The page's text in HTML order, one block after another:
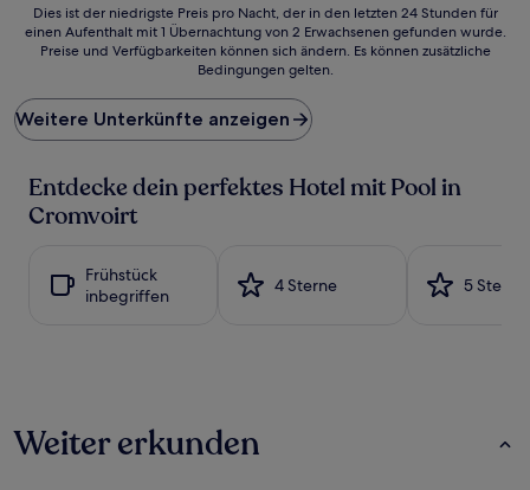
Dies
ist
Preis
pro
Nacht,
den
letzten
einen
wurde.
Preise
Dies ist der niedrigste Preis pro Nacht, der in den letzten 24 Stunden für
einen Aufenthalt mit 1 Übernachtung von 2 Erwachsenen gefunden wurde.
Preise und Verfügbarkeiten können sich ändern. Es können zusätzliche
Bedingungen gelten.
Weitere Unterkünfte anzeigen
Entdecke dein perfektes Hotel mit Pool in
Cromvoirt
Frühstück
inbegriffen
4 Sterne 5 Sterne
Weiter erkunden